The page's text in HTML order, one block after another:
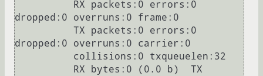
dropped:0 overruns:0 frame:0
dropped:0 overruns:0 carrier:0